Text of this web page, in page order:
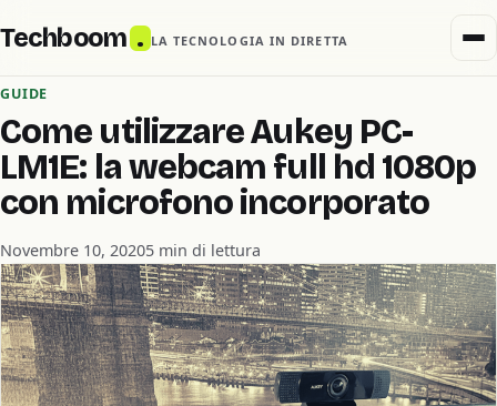
Techboom . LA TECNOLOGIA IN DIRETTA
GUIDE
Come utilizzare Aukey PC-
LM1E: la webcam full hd 1080p
con microfono incorporato
Novembre 10, 20205 min di lettura